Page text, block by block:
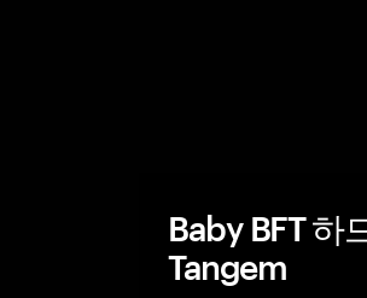
Baby BFT 하
Tangem